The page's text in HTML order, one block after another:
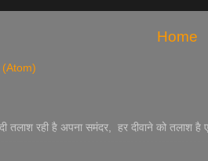
Home
(Atom)
तलाश रही है अपना समंदर, हर दीवाने को तलाश